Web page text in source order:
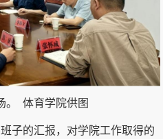
。 体育学院供图
子的汇报，对学院工作取得的